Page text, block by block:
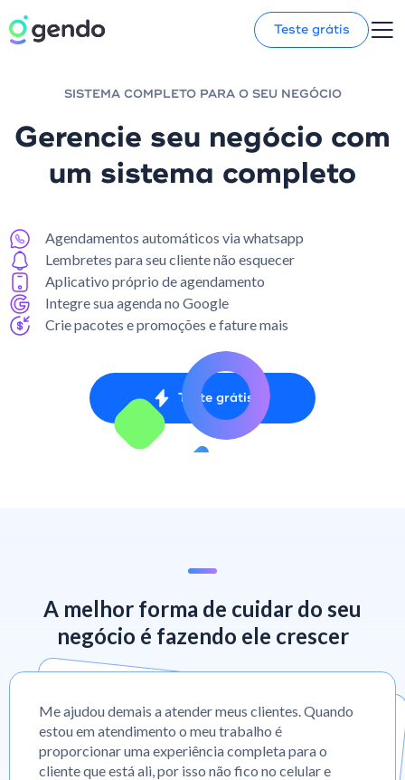
Teste grátis
SISTEMA COMPLETO PARA O SEU NEGÓCIO
Gerencie seu negócio com
um sistema completo
Agendamentos automáticos via whatsapp
Lembretes para seu cliente não esquecer
Aplicativo próprio de agendamento
Integre sua agenda no Google
Crie pacotes e promoções e fature mais
Teste grátis
A melhor forma de cuidar do seu
negócio é fazendo ele crescer
Me ajudou demais a atender meus clientes. Quando
estou em atendimento o meu trabalho é
proporcionar uma experiência completa para o
cliente que está ali, por isso não fico no celular e